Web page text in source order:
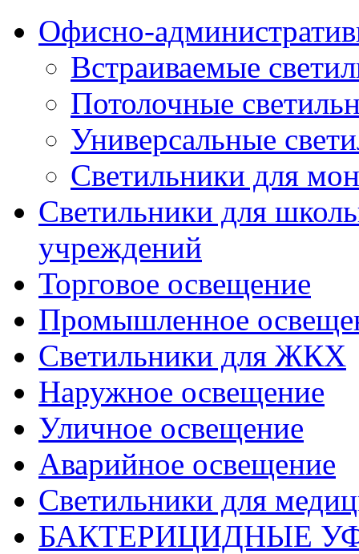
Офисно-
Встраиваемые
Потолочные
Универсальные
Светильники для
Светильники для
учреждений
Торговое освещение
Промышленное
Светильники для ЖКХ
Наружное освещение
Уличное освещение
Аварийное освещение
Светильники для
БАКТЕРИЦИДНЫЕ